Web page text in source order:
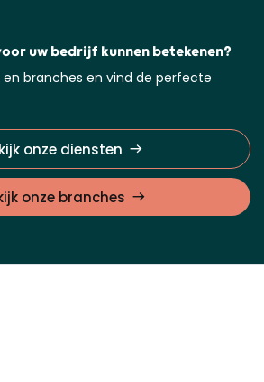
uw bedrijf kunnen betekenen?
en branches en vind de perfecte
onze diensten
onze branches